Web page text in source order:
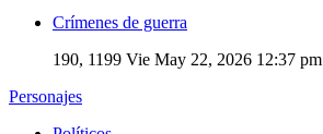
Crímenes de guerra
190, 1199 Vie May 22, 2026 12:37 pm
Personajes